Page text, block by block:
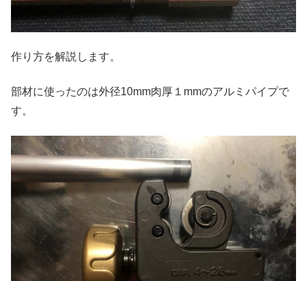
作り方を解説します。
部材に使ったのは外径10mm肉厚１mmのアルミパイプで
す。